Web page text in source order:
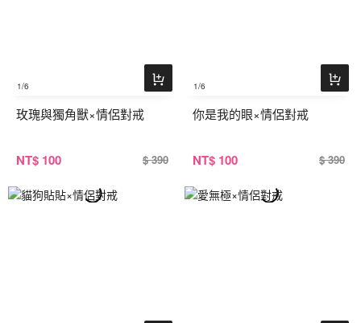
1/6
玫瑰與獨角獸×情侶對戒
NT$ 100 $ 390
1/6
你是我的眼×情侶對戒
NT$ 100 $ 390